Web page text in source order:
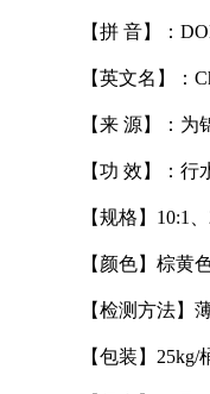
【拼 音】：
【英文名】：
【来 源】：为
【功 效】：行
【规格】 10:1
【颜色】棕黄
【检测方法】
【包装】 25kg/